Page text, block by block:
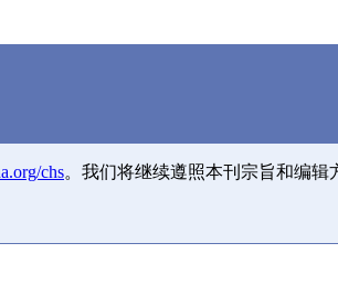
chs。我们将继续遵照本刊宗旨和编辑